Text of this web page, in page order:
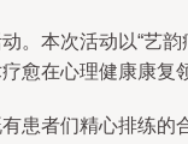
本次活动以“艺
愈在心理健康康复
者们精心排练的